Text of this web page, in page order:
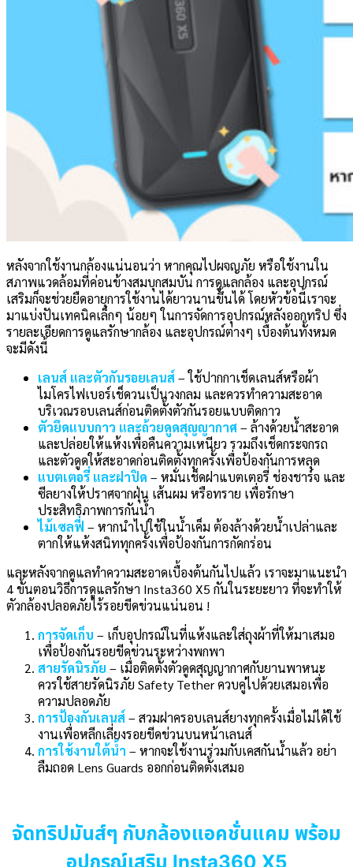
หลังจากใช้งานกล้องแน่นอนว่า หากคุณไปผจญภัย หรือใช้งานใน
สภาพแวดล้อมที่ค่อนข้างสมบุกสมบัน การดูแลกล้อง และอุปกรณ์
เสริมก็จะช่วยยืดอายุการใช้งานได้ยาวนานขึ้นได้ โดยหัวข้อนี้เราจะ
มาแบ่งปันเทคนิคเล็กๆ น้อยๆ ในการจัดการอุปกรณ์หลังออกทริป ซึ่ง
รายละเอียดการดูแลรักษากล้อง และอุปกรณ์ต่างๆ เบื้องต้นทั้งหมด
จะมีดังนี้
เลนส์ และตัวกันรอยเลนส์ – ใช้ปากกาเช็ดเลนส์หรือผ้า
ไมโครไฟเบอร์เช็ดวนเป็นวงกลม และควรทำความสะอาด
บริเวณรอบเลนส์ก่อนติดตั้งตัวกันรอยแบบติดกาว
ตัวยึดแบบกาว และถ้วยดูดสุญญากาศ– ล้างด้วยน้ำสะอาด
และปล่อยให้แห้งเพื่อคืนความเหนียว รวมถึงเช็ดกระจกรถ
และตัวดูดให้สะอาดก่อนติดตั้งทุกครั้งเพื่อป้องกันการหลุด
แบตเตอรี่ และฝาปิด – หมั่นเช็ดฝาแบตเตอรี่ ช่องชาร์จ และ
ซีลยางให้ปราศจากฝุ่น เส้นผม หรือทราย เพื่อรักษา
ประสิทธิภาพการกันน้ำ
ไม้เซลฟี่ – หากนำไปใช้ในน้ำเค็ม ต้องล้างด้วยน้ำเปล่าและ
ตากให้แห้งสนิททุกครั้งเพื่อป้องกันการกัดกร่อน
และหลังจากดูแลทำความสะอาดเบื้องต้นกันไปแล้ว เราจะมาแนะนำ
4 ขั้นตอนวิธีการดูแลรักษา Insta360 X5 กันในระยะยาว ที่จะทำให้
ตัวกล้องปลอดภัยไร้รอยขีดข่วนแน่นอน !
การจัดเก็บ – เก็บอุปกรณ์ในที่แห้งและใส่ถุงผ้าที่ให้มาเสมอ
เพื่อป้องกันรอยขีดข่วนระหว่างพกพา
สายรัดนิรภัย – เมื่อติดตั้งตัวดูดสุญญากาศกับยานพาหนะ
ควรใช้สายรัดนิรภัย Safety Tether ควบคู่ไปด้วยเสมอเพื่อ
ความปลอดภัย
การป้องกันเลนส์ – สวมฝาครอบเลนส์ยางทุกครั้งเมื่อไม่ได้ใช้
งานเพื่อหลีกเลี่ยงรอยขีดข่วนบนหน้าเลนส์
การใช้งานใต้น้ำ – หากจะใช้งานร่วมกับเคสกันน้ำแล้ว อย่า
ลืมถอด Lens Guards ออกก่อนติดตั้งเสมอ
จัดทริปมันส์ๆ กับกล้องแอคชั่นแคม พร้อม
อุปกรณ์เสริม Insta360 X5